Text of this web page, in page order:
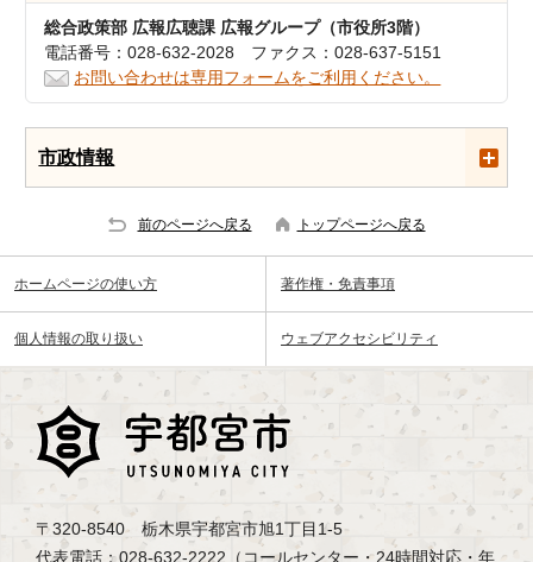
総合政策部 広報広聴課 広報グループ（市役所3階）
電話番号：028-632-2028 ファクス：028-637-5151
お問い合わせは専用フォームをご利用ください。
市政情報
前のページへ戻る トップページへ戻る
ホームページの使い方 著作権・免責事項
個人情報の取り扱い ウェブアクセシビリティ
〒320-8540 栃木県宇都宮市旭1丁目1-5
代表電話：028-632-2222（コールセンター・24時間対応・年